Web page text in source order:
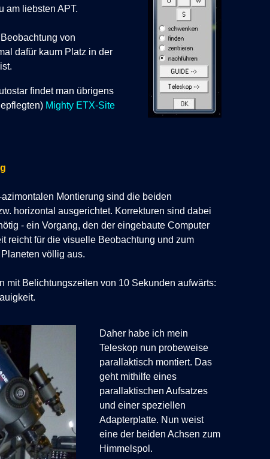
am liebsten APT.
von
dafür kaum Platz in der
findet man übrigens
Mighty ETX-Site
Montierung sind die beiden
horizontal ausgerichtet. Korrekturen sind dabei
- ein Vorgang, den der eingebaute Computer
reicht für die visuelle Beobachtung und zum
völlig aus.
mit Belichtungszeiten von 10 Sekunden aufwärts:
Daher habe ich mein
Teleskop nun probeweise
parallaktisch montiert. Das
geht mithilfe eines
parallaktischen Aufsatzes
und einer speziellen
Adapterplatte. Nun weist
eine der beiden Achsen zum
Himmelspol.